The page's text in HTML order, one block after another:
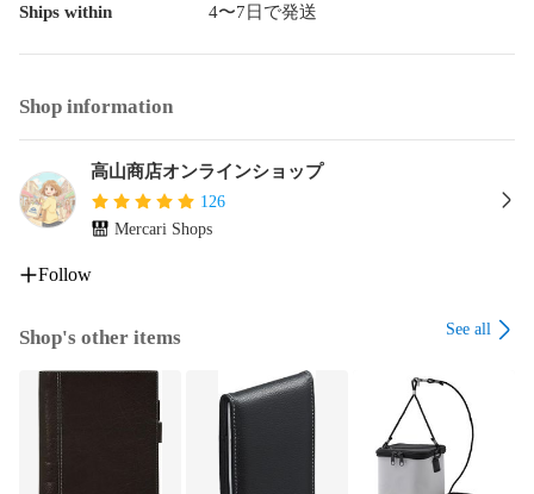
Ships within 4〜7日で発送
Shop information
高山商店オンラインショップ
126
Mercari Shops
Follow
Shop's other items See all